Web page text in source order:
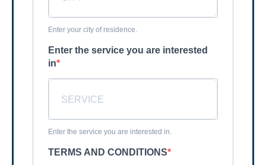
Enter your city of residence.
Enter the service you are interested
in
Enter the service you are interested in.
TERMS AND CONDITIONS